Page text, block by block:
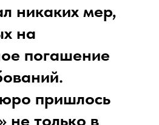
никаких мер,
на
погашение
пришлось
не только в